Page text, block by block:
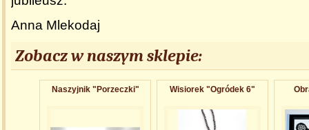
Anna Mlekodaj
Zobacz w naszym sklepie:
Naszyjnik "Porzeczki" Wisiorek "Ogródek 6"